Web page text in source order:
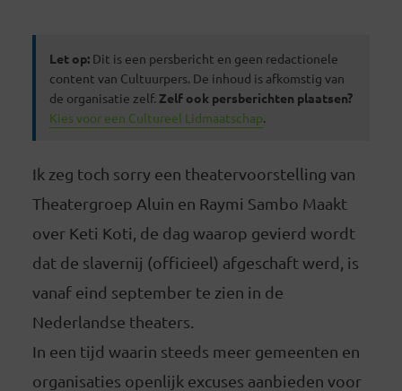
Let op:Dit is een persbericht en geen redactionele
content van Cultuurpers. De inhoud is afkomstig van
de organisatie zelf. Zelf ook persberichten plaatsen?
Kies voor een Cultureel Lidmaatschap.
Ik zeg toch sorry een theatervoorstelling van
Theatergroep Aluin en Raymi Sambo Maakt
over Keti Koti, de dag waarop gevierd wordt
dat de slavernij (officieel) afgeschaft werd, is
vanaf eind september te zien in de
Nederlandse theaters.
In een tijd waarin steeds meer gemeenten en
organisaties openlijk excuses aanbieden voor